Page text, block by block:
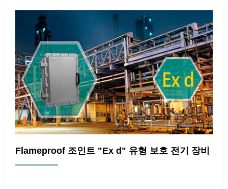
Flameproof 조인트 "Ex d" 유형 보호 전기 장비